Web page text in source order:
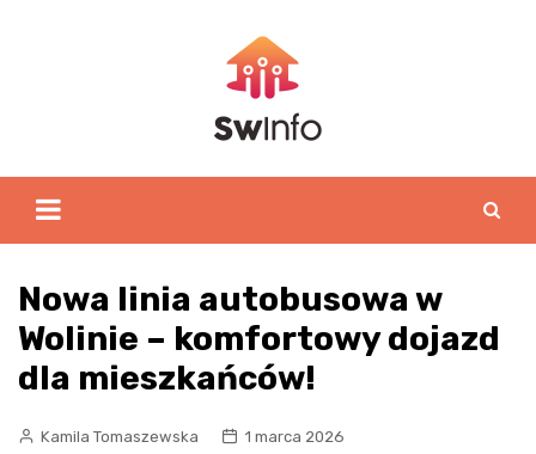
Nowa linia autobusowa w
Wolinie – komfortowy dojazd
dla mieszkańców!
Kamila Tomaszewska
1 marca 2026